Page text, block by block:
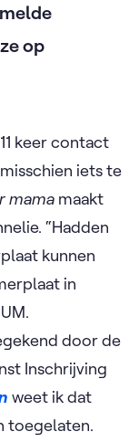
op
keer contact
iets te
mama maakt
“Hadden
kunnen
in
door de
Inschrijving
weet ik dat
toegelaten.